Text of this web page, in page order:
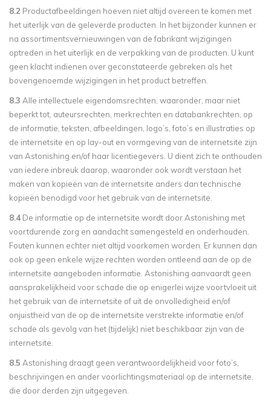
8.2 Productafbeeldingen hoeven niet altijd overeen te komen met
het uiterlijk van de geleverde producten. In het bijzonder kunnen er
na assortimentsvernieuwingen van de fabrikant wijzigingen
optreden in het uiterlijk en de verpakking van de producten. U kunt
geen klacht indienen over geconstateerde gebreken als het
bovengenoemde wijzigingen in het product betreffen.
8.3 Alle intellectuele eigendomsrechten, waaronder, maar niet
beperkt tot, auteursrechten, merkrechten en databankrechten, op
de informatie, teksten, afbeeldingen, logo’s, foto’s en illustraties op
de internetsite en op lay-out en vormgeving van de internetsite zijn
van Astonishing en/of haar licentiegevers. U dient zich te onthouden
van iedere inbreuk daarop, waaronder ook wordt verstaan het
maken van kopieën van de internetsite anders dan technische
kopieën benodigd voor het gebruik van de internetsite.
8.4 De informatie op de internetsite wordt door Astonishing met
voortdurende zorg en aandacht samengesteld en onderhouden.
Fouten kunnen echter niet altijd voorkomen worden. Er kunnen dan
ook op geen enkele wijze rechten worden ontleend aan de op de
internetsite aangeboden informatie. Astonishing aanvaardt geen
aansprakelijkheid voor schade die op enigerlei wijze voortvloeit uit
het gebruik van de internetsite of uit de onvolledigheid en/of
onjuistheid van de op de internetsite verstrekte informatie en/of
schade als gevolg van het (tijdelijk) niet beschikbaar zijn van de
internetsite.
8.5 Astonishing draagt geen verantwoordelijkheid voor foto’s,
beschrijvingen en ander voorlichtingsmateriaal op de internetsite,
die door derden zijn uitgegeven.